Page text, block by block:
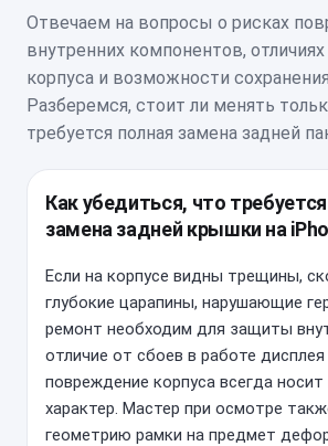
Отвечаем на вопросы о рисках
внутренних компонентов,
корпуса и возможности
Разберемся, стоит ли менять
требуется полная замена задней
Как убедиться, что
замена задней крышки на
Если на корпусе видны трещины,
глубокие царапины, нарушающие
ремонт необходим для защиты
отличие от сбоев в работе дисплея
повреждение корпуса всегда носит
характер. Мастер при осмотре
геометрию рамки на предмет